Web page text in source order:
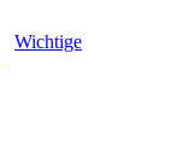
Wichtige